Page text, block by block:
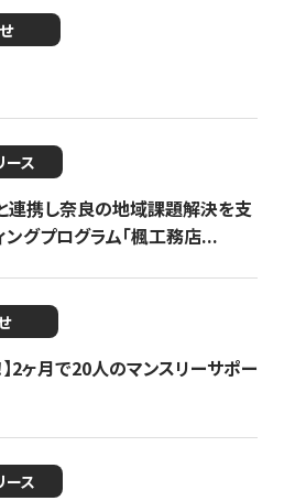
ース
連携し奈良の地域課題解決を支
ングプログラム「楓工務店...
2ヶ月で20人のマンスリーサポー
ース